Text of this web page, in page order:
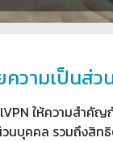
ความเป็นส่ว
ให้ความสำคั
นบุคคล รวมถึงสิท